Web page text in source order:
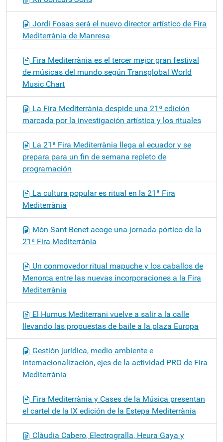
Jordi Fosas será el nuevo director artístico de Fira
Mediterrània de Manresa
Fira Mediterrània es el tercer mejor gran festival
de músicas del mundo según Transglobal World
Music Chart
La Fira Mediterrània despide una 21ª edición
marcada por la investigación artística y los rituales
La 21ª Fira Mediterrània llega al ecuador y se
prepara para un fin de semana repleto de
programación
La cultura popular es ritual en la 21ª Fira
Mediterrània
Món Sant Benet acoge una jornada pórtico de la
21ª Fira Mediterrània
Un conmovedor ritual mapuche y los caballos de
Menorca entre las nuevas incorporaciones a la Fira
Mediterrània
El Humus Mediterrani vuelve a salir a la calle
llevando las propuestas de baile a la plaza Europa
Gestión jurídica, medio ambiente e
internacionalización, ejes de la actividad PRO de Fira
Mediterrània
Fira Mediterrània y Cases de la Música presentan
el cartel de la IX edición de la Estepa Mediterrània
Clàudia Cabero, Electrogralla, Heura Gaya y